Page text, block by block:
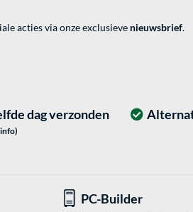
acties via onze exclusieve nieuwsbrief.
dag verzonden
PC-Builder